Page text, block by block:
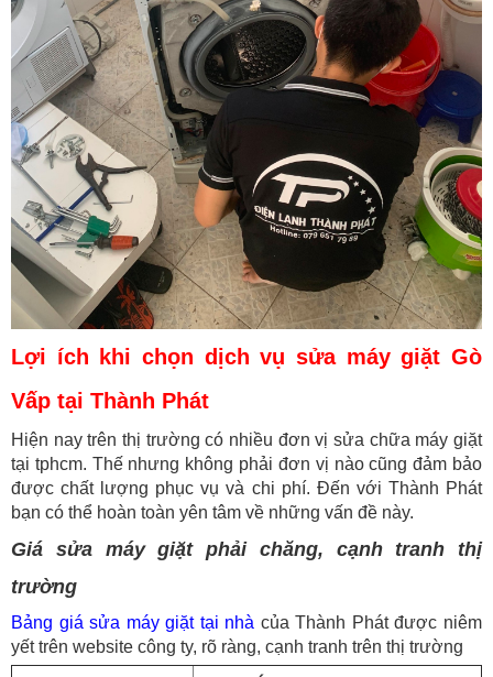
Lợi ích khi chọn dịch vụ sửa máy giặt Gò
Vấp tại Thành Phát
Hiện nay trên thị trường có nhiều đơn vị sửa chữa máy giặt
tại tphcm. Thế nhưng không phải đơn vị nào cũng đảm bảo
được chất lượng phục vụ và chi phí. Đến với Thành Phát
bạn có thể hoàn toàn yên tâm về những vấn đề này.
Giá sửa máy giặt phải chăng, cạnh tranh thị
trường
Bảng giá sửa máy giặt tại nhà của Thành Phát được niêm
yết trên website công ty, rõ ràng, cạnh tranh trên thị trường